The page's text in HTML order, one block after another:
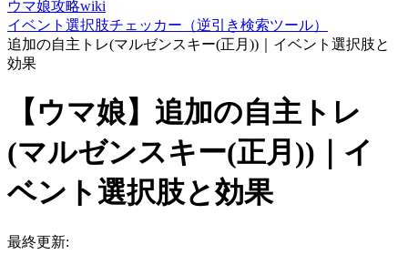
ウマ娘攻略wiki
イベント選択肢チェッカー（逆引き検索ツール）
追加の自主トレ(マルゼンスキー(正月))｜イベント選択肢と
効果
【ウマ娘】追加の自主トレ
(マルゼンスキー(正月))｜イ
ベント選択肢と効果
最終更新: